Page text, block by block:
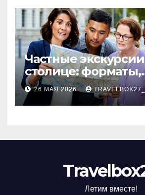
Частные
столице: форматы,
маршруты и
организации
26 МАЯ 2026 TRAVELBOX27_
Летим вместе!